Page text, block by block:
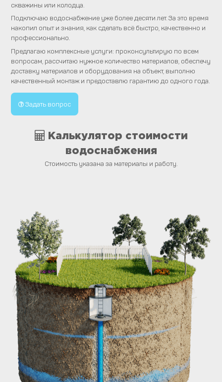
скважины или колодца.
Подключаю водоснабжение уже более десяти лет. За это время
накопил опыт и знания, как сделать всё быстро, качественно и
профессионально.
Предлагаю комплексные услуги: проконсультирую по всем
вопросам, рассчитаю нужное количество материалов, обеспечу
доставку материалов и оборудования на объект, выполню
качественный монтаж и предоставлю гарантию до одного года.
Задать вопрос
Калькулятор стоимости
водоснабжения
Стоимость указана за материалы и работу.